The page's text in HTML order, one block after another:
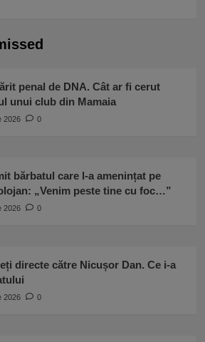
penal de DNA. Cât ar fi cerut
unui club din Mamaia
2026 0
bărbatul care l-a amenințat pe
„Venim peste tine cu foc…”
2026 0
directe către Nicușor Dan. Ce i-a
2026 0